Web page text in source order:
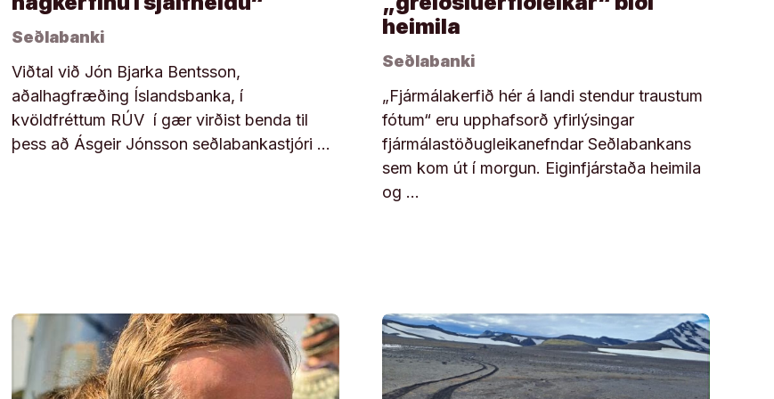
Seðlabanki
Viðtal við Jón Bjarka Bentsson,
aðalhagfræðing Íslandsbanka, í
kvöldfréttum RÚV í gær virðist benda til
þess að Ásgeir Jónsson seðlabankastjóri …
heimila
Seðlabanki
„Fjármálakerfið hér á landi stendur traustum
fótum“ eru upphafsorð yfirlýsingar
fjármálastöðugleikanefndar Seðlabankans
sem kom út í morgun. Eiginfjárstaða heimila
og …